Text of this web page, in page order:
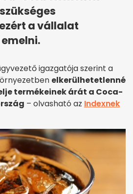
a vállalat
igazgatója szerint a
elkerülhetetlenné
termékeinek árát a Coca-
– olvasható az Indexnek